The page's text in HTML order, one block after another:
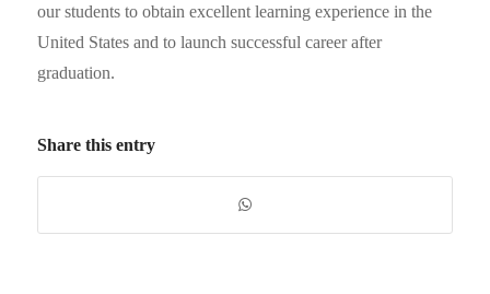
our students to obtain excellent learning experience in the
United States and to launch successful career after
graduation.
Share this entry